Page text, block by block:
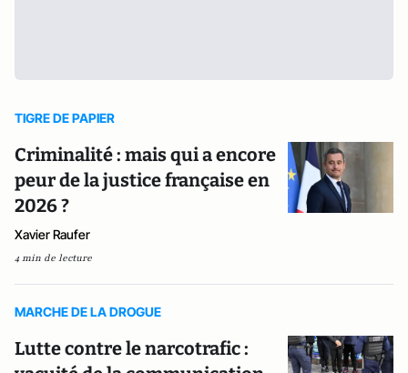
TIGRE DE PAPIER
Criminalité : mais qui a encore
peur de la justice française en
2026 ?
Xavier Raufer
4 min de lecture
MARCHE DE LA DROGUE
Lutte contre le narcotrafic :